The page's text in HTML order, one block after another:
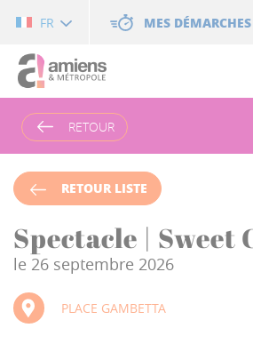
FR MES DÉMARCHES
RETOUR
RETOUR LISTE
Spectacle | Sweet
le 26 septembre 2026
PLACE GAMBETTA